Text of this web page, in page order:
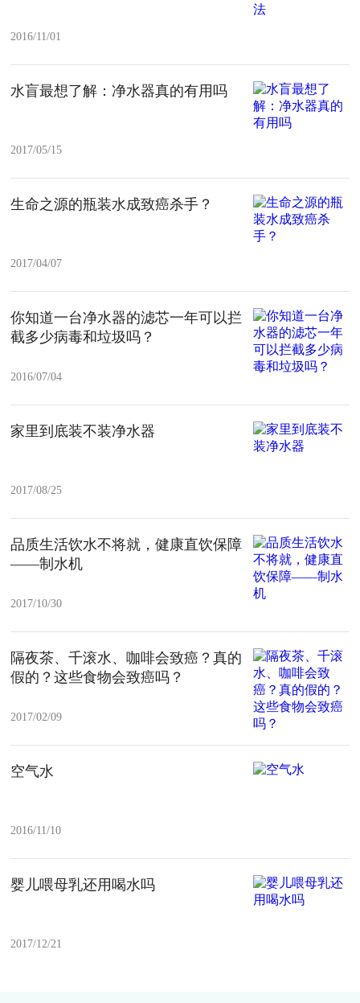
2016/11/01
水盲最想了解：净水器真的有用吗
2017/05/15
生命之源的瓶装水成致癌杀手？
2017/04/07
你知道一台净水器的滤芯一年可以拦
截多少病毒和垃圾吗？
2016/07/04
家里到底装不装净水器
2017/08/25
品质生活饮水不将就，健康直饮保障
——制水机
2017/10/30
隔夜茶、千滚水、咖啡会致癌？真的
假的？这些食物会致癌吗？
2017/02/09
空气水
2016/11/10
婴儿喂母乳还用喝水吗
2017/12/21